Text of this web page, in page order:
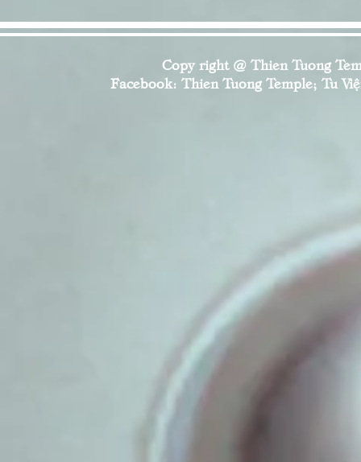
Copy right @ Thien Tuong
Facebook: Thien Tuong Temple; Tu